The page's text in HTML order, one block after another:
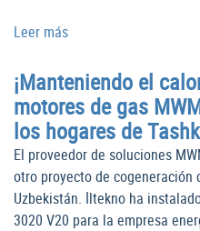
Leer más
¡Manteniendo el
motores de gas
los hogares de
El proveedor de soluciones
otro proyecto de cogeneración
Uzbekistán. İltekno ha
3020 V20 para la empresa